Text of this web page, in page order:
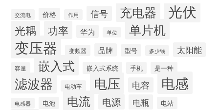
交流电 价格 作用 信号 充电器 光伏
光耦 功率 华为 单位 单片机
变压器 变频器 品牌 型号 多少钱 太阳能
容量 嵌入式 嵌入式系统 手机 是一种
滤波器 电动车 电压 电容 电感
电感器 电池 电流 电源 电瓶 电站